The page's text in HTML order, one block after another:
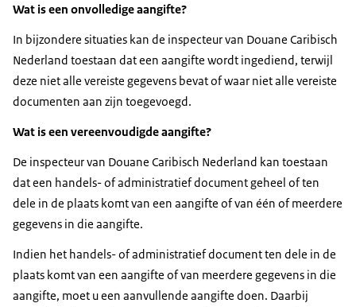
Wat is een onvolledige aangifte?
In bijzondere situaties kan de inspecteur van Douane Caribisch
Nederland toestaan dat een aangifte wordt ingediend, terwijl
deze niet alle vereiste gegevens bevat of waar niet alle vereiste
documenten aan zijn toegevoegd.
Wat is een vereenvoudigde aangifte?
De inspecteur van Douane Caribisch Nederland kan toestaan
dat een handels- of administratief document geheel of ten
dele in de plaats komt van een aangifte of van één of meerdere
gegevens in die aangifte.
Indien het handels- of administratief document ten dele in de
plaats komt van een aangifte of van meerdere gegevens in die
aangifte, moet u een aanvullende aangifte doen. Daarbij